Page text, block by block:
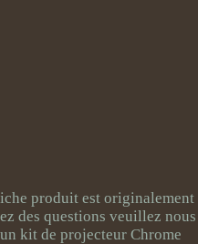
produit est originalement
des questions veuillez nous
kit de projecteur Chrome